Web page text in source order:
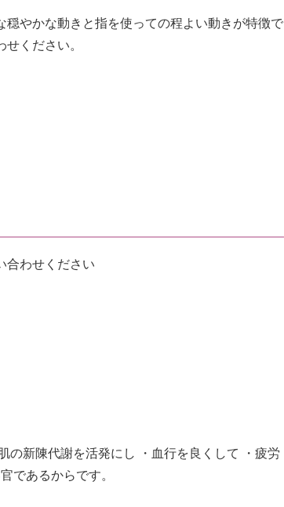
やかな動きと指を使っての程よい動きが特徴で
ください。
合わせください
の新陳代謝を活発にし ・血行を良くして ・疲労
であるからです。